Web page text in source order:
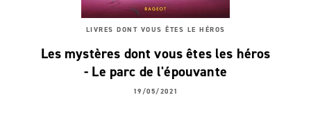
LIVRES DONT VOUS ÊTES LE HÉROS
Les mystères dont vous êtes les héros
- Le parc de l'épouvante
19/05/2021